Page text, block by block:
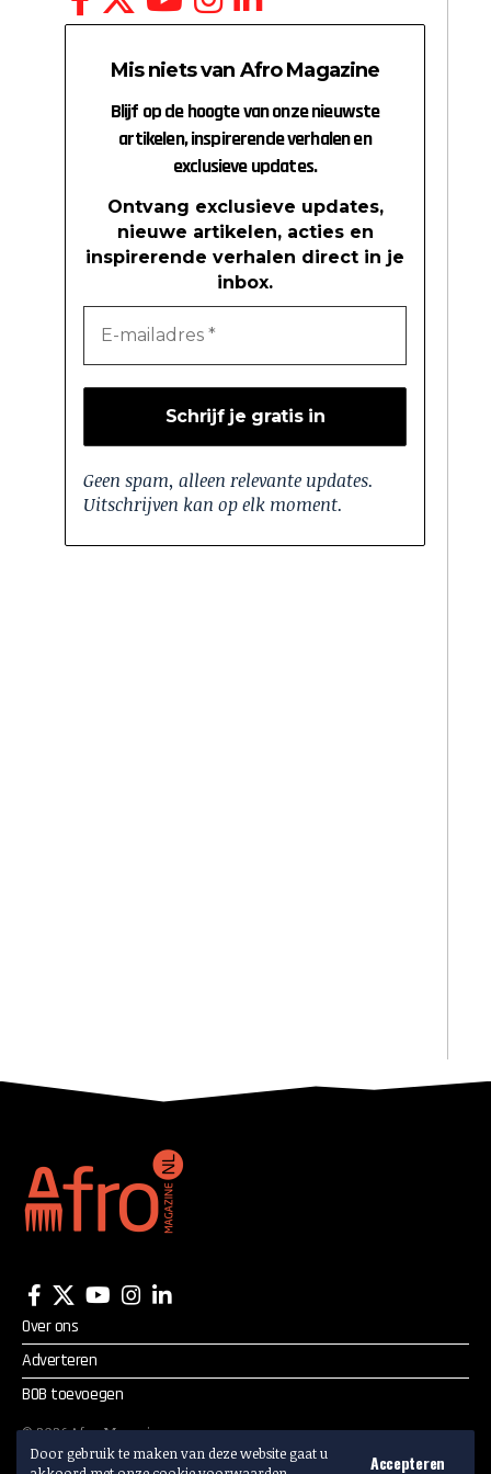
Door gebruik te maken van deze website gaat u
Accepteren
Mis niets van Afro Magazine
Blijf op de hoogte van onze nieuwste
artikelen, inspirerende verhalen en
exclusieve updates.
Ontvang exclusieve updates,
nieuwe artikelen, acties en
inspirerende verhalen direct in je
inbox.
Geen spam, alleen relevante updates.
Uitschrijven kan op elk moment.
Over ons
Adverteren
BOB toevoegen
©2026Afro Magazine.
Alle rechten voorbehouden.